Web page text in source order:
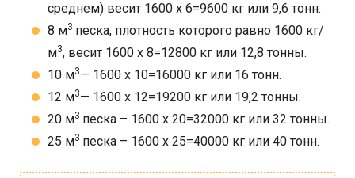
среднем) весит 1600 х 6=9600 кг или 9,6 тонн.
8 м3 песка, плотность которого равно 1600 кг/
м3, весит 1600 х 8=12800 кг или 12,8 тонны.
10 м3— 1600 х 10=16000 кг или 16 тонн.
12 м3— 1600 х 12=19200 кг или 19,2 тонны.
20 м3 песка – 1600 х 20=32000 кг или 32 тонны.
25 м3 песка – 1600 х 25=40000 кг или 40 тонн.